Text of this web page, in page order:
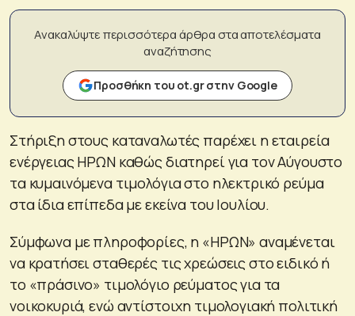
Ανακαλύψτε περισσότερα άρθρα στα αποτελέσματα
αναζήτησης
Προσθήκη του ot.gr στην Google
Στήριξη στους καταναλωτές παρέχει η εταιρεία
ενέργειας ΗΡΩΝ καθώς διατηρεί για τον Αύγουστο
τα κυμαινόμενα τιμολόγια στο ηλεκτρικό ρεύμα
στα ίδια επίπεδα με εκείνα του Ιουλίου.
Σύμφωνα με πληροφορίες, η «ΗΡΩΝ» αναμένεται
να κρατήσει σταθερές τις χρεώσεις στο ειδικό ή
το «πράσινο» τιμολόγιο ρεύματος για τα
νοικοκυριά, ενώ αντίστοιχη τιμολογιακή πολιτική